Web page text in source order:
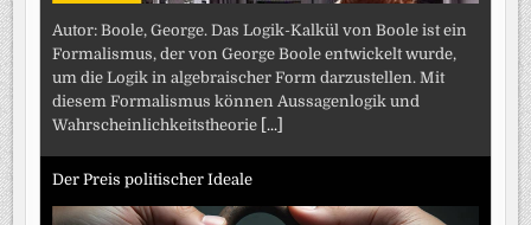
Autor: Boole, George. Das Logik-Kalkül von Boole ist ein
Formalismus, der von George Boole entwickelt wurde,
um die Logik in algebraischer Form darzustellen. Mit
diesem Formalismus können Aussagenlogik und
Wahrscheinlichkeitstheorie [...]
Der Preis politischer Ideale